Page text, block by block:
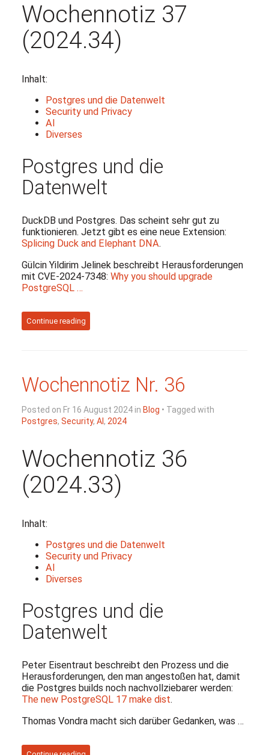
Wochennotiz 37
(2024.34)
Inhalt:
Postgres und die Datenwelt
Security und Privacy
AI
Diverses
Postgres und die
Datenwelt
DuckDB und Postgres. Das scheint sehr gut zu
funktionieren. Jetzt gibt es eine neue Extension:
Splicing Duck and Elephant DNA.
Gülcin Yildirim Jelinek beschreibt Herausforderungen
mit CVE-2024-7348: Why you should upgrade
PostgreSQL …
Continue reading
Wochennotiz Nr. 36
Posted on Fr 16 August 2024 in Blog • Tagged with
Postgres, Security, AI , 2024
Wochennotiz 36
(2024.33)
Inhalt:
Postgres und die Datenwelt
Security und Privacy
AI
Diverses
Postgres und die
Datenwelt
Peter Eisentraut beschreibt den Prozess und die
Herausforderungen, den man angestoßen hat, damit
die Postgres builds noch nachvollziebarer werden:
The new PostgreSQL 17 make dist.
Thomas Vondra macht sich darüber Gedanken, was …